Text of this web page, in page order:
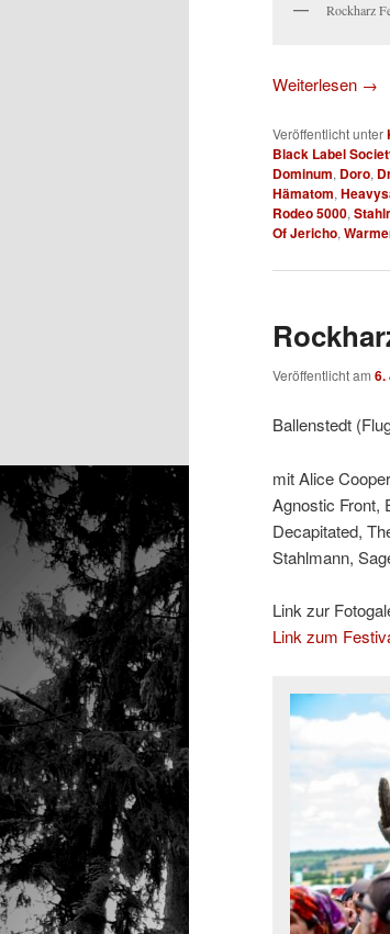
Rockharz
Weiterlesen →
Veröffentlicht unter
Black Label
Dominum, Doro,
Hämatom,
Rodeo 5000,
Of Jericho,
Veröffentlicht am 6.
Ballenstedt
mit Alice
Agnostic Front,
Decapitated,
Stahlmann,
Link zur
Link zum